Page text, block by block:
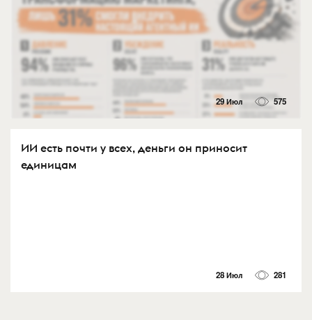
29 Июл 575
ИИ есть почти у всех, деньги он приносит
единицам
28 Июл 281